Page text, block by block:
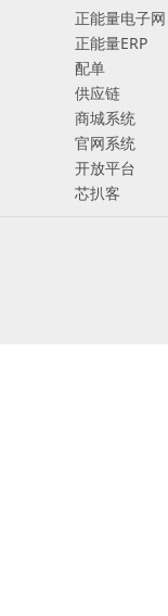
正能量电子网
正能量ERP
配单
供应链
商城系统
官网系统
开放平台
芯扒客